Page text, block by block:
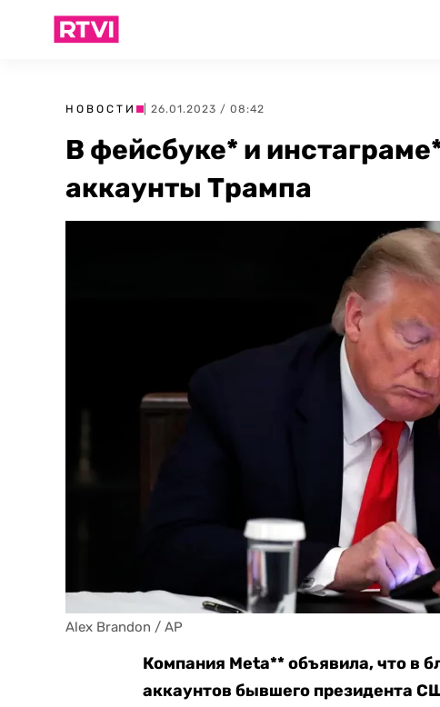
НОВОСТИ | 26.01.2023 / 08:42
В фейсбуке* и
аккаунты Трампа
Alex Brandon / AP
Компания Meta** объявила, что в
аккаунтов бывшего президента